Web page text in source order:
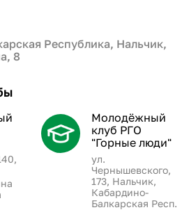
Республика, Нальчик,
8
Молодёжный
клуб РГО
"Горные люди"
ул.
Чернышевского,
173, Нальчик,
Кабардино-
Балкарская Респ.